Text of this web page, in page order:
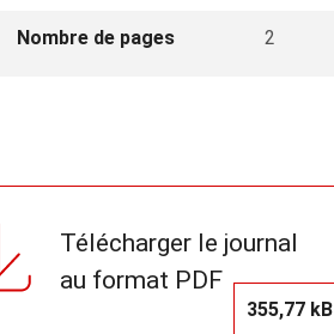
Nombre de pages 2
Télécharger le journal
au format PDF
355,77 kB